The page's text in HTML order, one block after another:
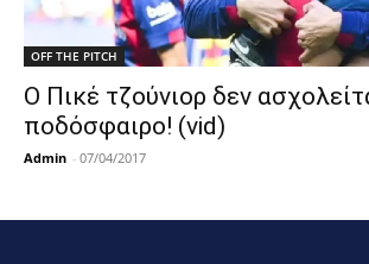
OFF THE PITCH
Ο Πικέ τζούνιορ δεν
ποδόσφαιρο! (vid)
Admin - 07/04/2017